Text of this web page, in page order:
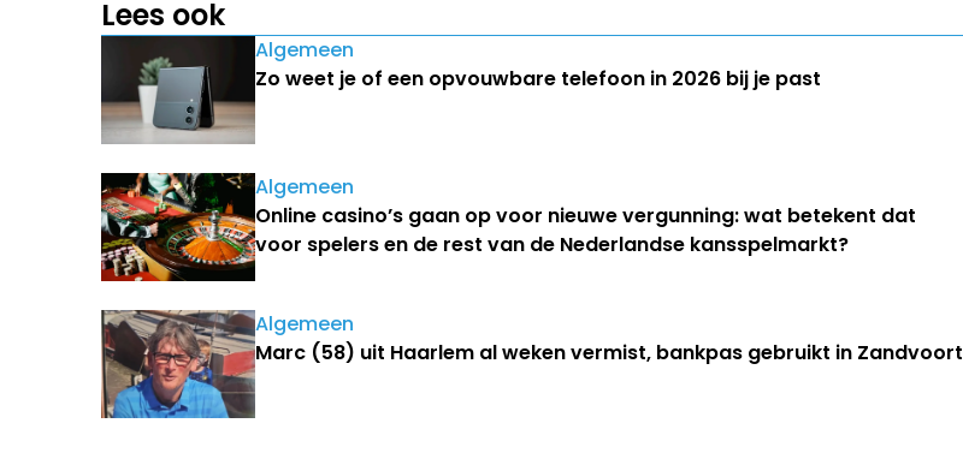
Lees ook
Algemeen
Zo weet je of een opvouwbare telefoon in 2026 bij je past
Algemeen
Online casino’s gaan op voor nieuwe vergunning: wat betekent dat
voor spelers en de rest van de Nederlandse kansspelmarkt?
Algemeen
Marc (58) uit Haarlem al weken vermist, bankpas gebruikt in Zandvoort